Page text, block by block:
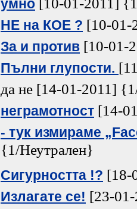
умно [10-01-2011]
НЕ на КОЕ ? [10-01-
За и против [10-01-
Пълни глупости.
да не [14-01-2011]
неграмотност [14-
- тук измираме
{1/Неутрален}
Сигурността !? [18-
Излагате се! [23-